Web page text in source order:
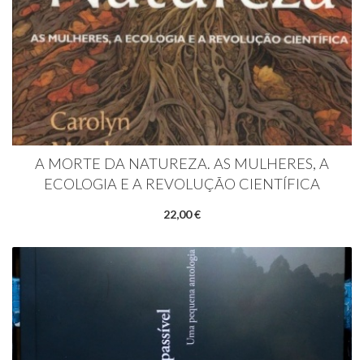
A MORTE DA NATUREZA. AS MULHERES, A
ECOLOGIA E A REVOLUÇÃO CIENTÍFICA
22,00 €